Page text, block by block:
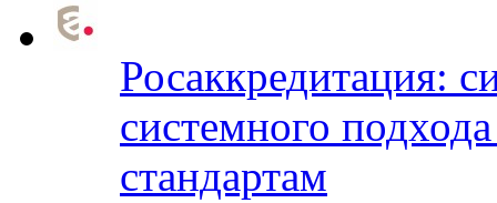
Росаккредитация:
системного
стандартам